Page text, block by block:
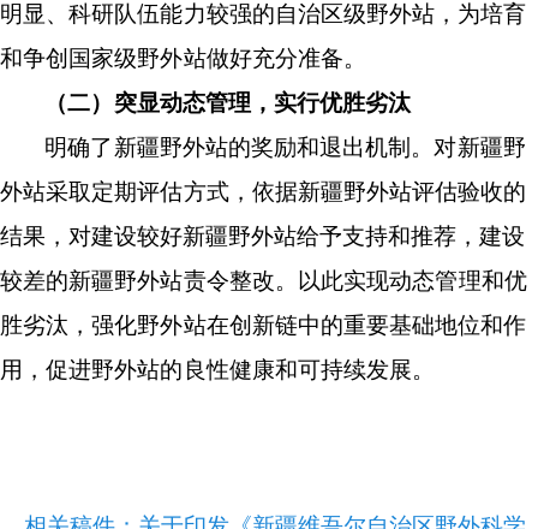
明显、科研队伍能力较强的自治区级野外站，为培育
和争创国家级野外站做好充分准备。
（二）突显动态管理，实行优胜劣汰
明确了新疆野外站的奖励和退出机制。对新疆野
外站采取定期评估方式，依据新疆野外站评估验收的
结果，对建设较好新疆野外站给予支持和推荐，建设
较差的新疆野外站责令整改。以此实现动态管理和优
胜劣汰，强化野外站在创新链中的重要基础地位和作
用，促进野外站的良性健康和可持续发展。